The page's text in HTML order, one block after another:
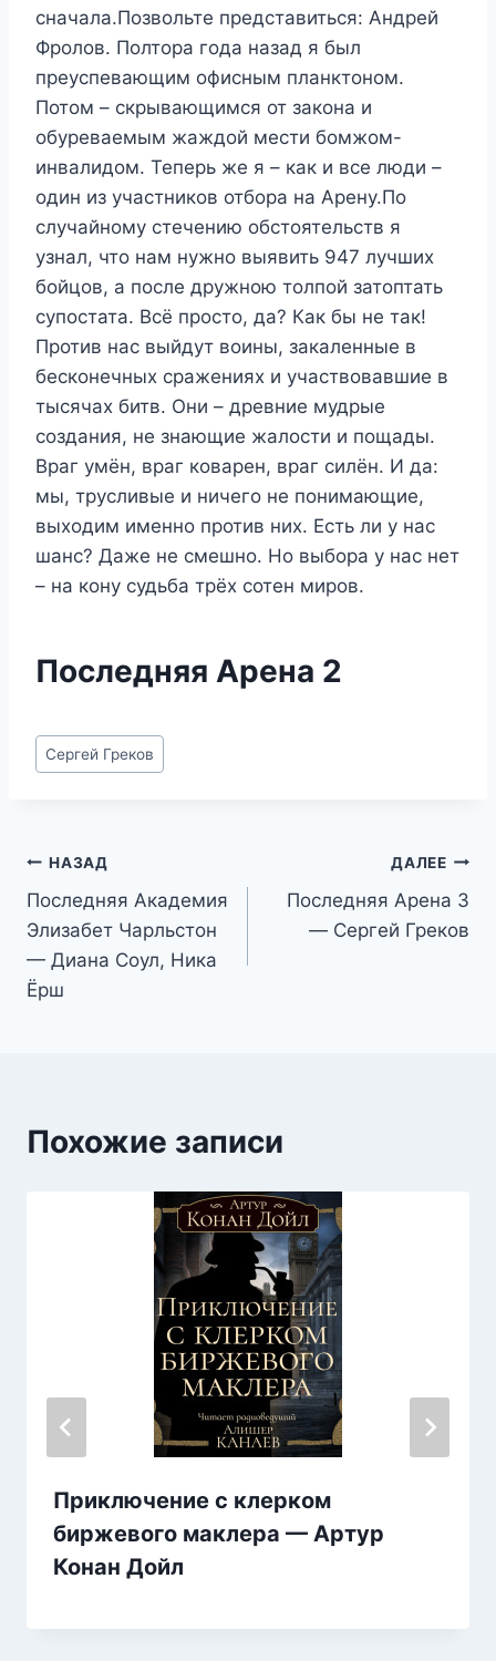
сначала.Позвольте представиться: Андрей
Фролов. Полтора года назад я был
преуспевающим офисным планктоном.
Потом – скрывающимся от закона и
обуреваемым жаждой мести бомжом-
инвалидом. Теперь же я – как и все люди –
один из участников отбора на Арену.По
случайному стечению обстоятельств я
узнал, что нам нужно выявить 947 лучших
бойцов, а после дружною толпой затоптать
супостата. Всё просто, да? Как бы не так!
Против нас выйдут воины, закаленные в
бесконечных сражениях и участвовавшие в
тысячах битв. Они – древние мудрые
создания, не знающие жалости и пощады.
Враг умён, враг коварен, враг силён. И да:
мы, трусливые и ничего не понимающие,
выходим именно против них. Есть ли у нас
шанс? Даже не смешно. Но выбора у нас нет
– на кону судьба трёх сотен миров.
Последняя Арена 2
Метки
записи:
Сергей Греков
Навигация
по
записям
НАЗАД
Последняя Академия
Элизабет Чарльстон
— Диана Соул, Ника
Ёрш
ДАЛЕЕ
Последняя Арена 3
— Сергей Греков
Похожие записи
Приключение с клерком
биржевого маклера — Артур
Конан Дойл